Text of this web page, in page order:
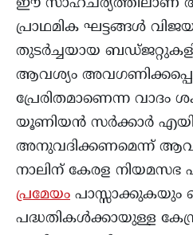
ഈ സാഹചര്യത്തിലാണ്
പ്രാഥമിക ഘട്ടങ്ങൾ
തുടർച്ചയായ
ആവശ്യം
പ്രേരിതമാണെന്ന വാദം
യൂണിയൻ സർക്കാർ
അനുവദിക്കണമെന്ന്
നാലിന് കേരള
പ്രമേയം പാസ്സാക്കുകയും
പദ്ധതികൾക്കായുള്ള